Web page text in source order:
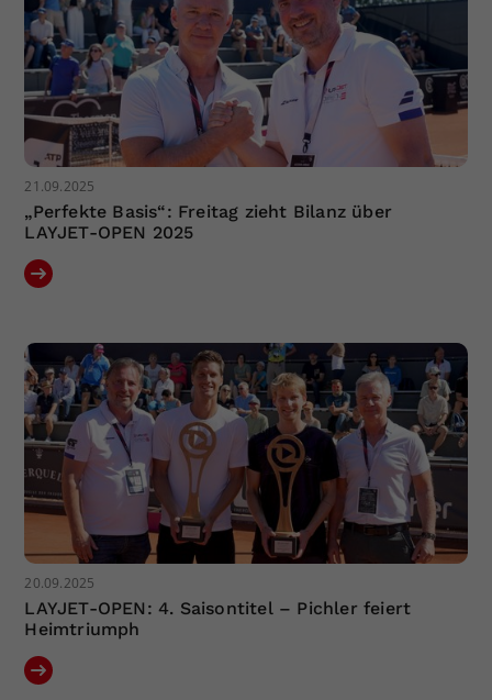
21.09.2025
„Perfekte Basis“: Freitag zieht Bilanz über
LAYJET-OPEN 2025
20.09.2025
LAYJET-OPEN: 4. Saisontitel – Pichler feiert
Heimtriumph